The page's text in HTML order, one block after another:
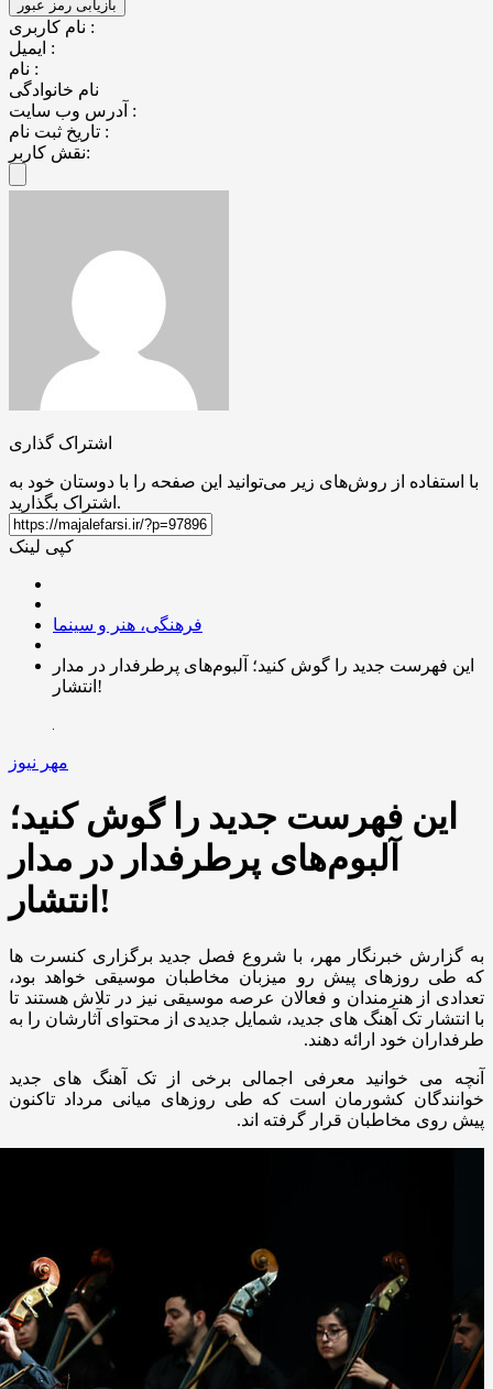
نام کاربری :
ایمیل :
نام :
نام خانوادگی
آدرس وب سایت :
تاریخ ثبت نام :
نقش کاربر:
اشتراک گذاری
با استفاده از روش‌های زیر می‌توانید این صفحه را با دوستان خود به
اشتراک بگذارید.
کپی لینک
فرهنگی، هنر و سینما
این فهرست جدید را گوش کنید؛ آلبوم‌های پرطرفدار در مدار
انتشار!
مهر نیوز
این فهرست جدید را گوش کنید؛
آلبوم‌های پرطرفدار در مدار
انتشار!
به گزارش خبرنگار مهر، با شروع فصل جدید برگزاری کنسرت ها
که طی روزهای پیش رو میزبان مخاطبان موسیقی خواهد بود،
تعدادی از هنرمندان و فعالان عرصه موسیقی نیز در تلاش هستند تا
با انتشار تک آهنگ های جدید، شمایل جدیدی از محتوای آثارشان را به
طرفداران خود ارائه دهند.
آنچه می خوانید معرفی اجمالی برخی از تک آهنگ های جدید
خوانندگان کشورمان است که طی روزهای میانی مرداد تاکنون
پیش روی مخاطبان قرار گرفته اند.